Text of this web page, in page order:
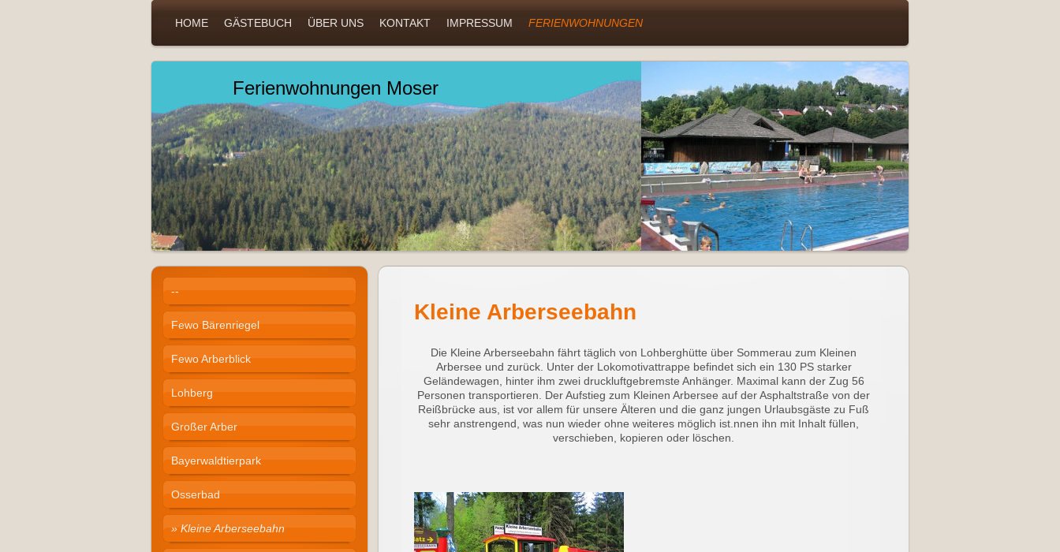
HOME GÄSTEBUCH ÜBER UNS KONTAKT IMPRESSUM FERIENWOHNUNGEN
Ferienwohnungen Moser
Kleine Arberseebahn
Die Kleine Arberseebahn fährt täglich von Lohberghütte über Sommerau zum Kleinen
Arbersee und zurück. Unter der Lokomotivattrappe befindet sich ein 130 PS starker
Geländewagen, hinter ihm zwei druckluftgebremste Anhänger. Maximal kann der Zug 56
Personen transportieren. Der Aufstieg zum Kleinen Arbersee auf der Asphaltstraße von der
Reißbrücke aus, ist vor allem für unsere Älteren und die ganz jungen Urlaubsgäste zu Fuß
sehr anstrengend, was nun wieder ohne weiteres möglich ist. nnen ihn mit Inhalt füllen,
verschieben, kopieren oder löschen.
--
Fewo Bärenriegel
Fewo Arberblick
Lohberg
Großer Arber
Bayerwaldtierpark
Osserbad
Kleine Arberseebahn